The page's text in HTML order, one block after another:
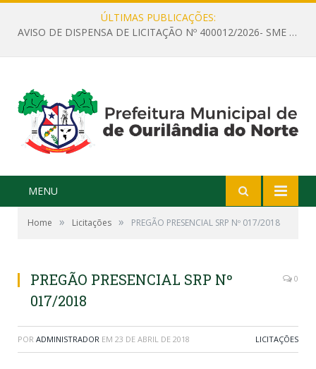
ÚLTIMAS PUBLICAÇÕES:
AVISO DE DISPENSA DE LICITAÇÃO Nº 400012/2026- SME – CONTRATAÇÃO DE EMPRESA ESPECIALIZADA PARA LOCAÇÃO DE ÔNIBUS EXECUTIVO COM CAPACIDADE DE 60 (SESSENTA) POLTRONAS, PARA TRANSPORTAR PROFESSORES RESPONSÁVEIS E ALUNOS PARA BRASÍLIA, COM SAÍDA DIA 10/08/2026 E RETORNO DIA 14/08/2026
MENU
Home » Licitações » PREGÃO PRESENCIAL SRP Nº 017/2018
PREGÃO PRESENCIAL SRP Nº
017/2018
0
POR ADMINISTRADOR EM 23 DE ABRIL DE 2018 LICITAÇÕES